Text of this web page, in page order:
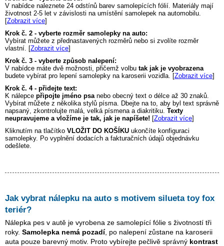
V nabídce naleznete 24 odstínů barev samolepících fólií. Materiály mají
životnost 2-5 let v závislosti na umístění samolepek na automobilu.
[Zobrazit více]
Krok č. 2 - vyberte rozměr samolepky na auto:
Vybírat můžete z přednastavených rozměrů nebo si zvolíte rozměr
vlastní. [Zobrazit více]
Krok č. 3 - vyberte způsob nalepení:
V nabídce máte dvě možnosti, přičemž volbu tak jak je vyobrazena
budete vybírat pro lepení samolepky na karoserii vozidla. [Zobrazit více]
Krok č. 4 - přidejte text:
K nálepce připojte jméno psa nebo obecný text o délce až 30 znaků.
Vybírat můžete z několika stylů písma. Dbejte na to, aby byl text správně
napsaný, zkontrolujte malá, velká písmena a diakritiku. Texty
neupravujeme a vložíme je tak, jak je napíšete! [Zobrazit více]
Kliknutím na tlačítko VLOŽIT DO KOŠÍKU ukončíte konfiguraci
samolepky. Po vyplnění dodacích a fakturačních údajů objednávku
odešlete.
Jak vybrat nálepku na auto s motivem silueta toy fox
teriér?
Nálepka pes v autě je vyrobena ze samolepící fólie s životností tři
roky. Samolepka nemá pozadí, po nalepení zůstane na karoserii
auta pouze barevný motiv. Proto vybírejte pečlivě správný kontrast